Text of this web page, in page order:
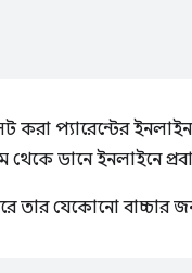
করা প্যারেন্টের
থেকে ডানে ইনলাইনে
তার যেকোনো বাচ্চার